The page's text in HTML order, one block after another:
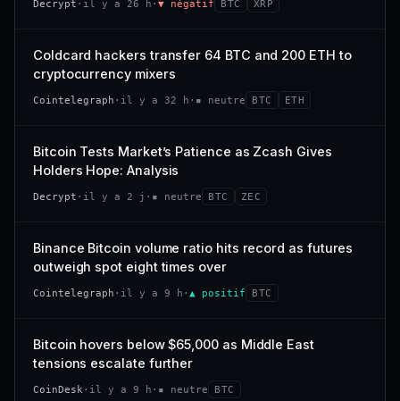
−0,4 % −2,9 %
−94,7 % #101
CONFIANCE
VAR. 7 J
CONFIANCE
Decrypt · il y a 26 h · ▼ négatif BTC XRP
Coldcard hackers transfer 64 BTC and 200 ETH to
cryptocurrency mixers
Cointelegraph · il y a 32 h · ▪ neutre BTC ETH
Bitcoin Tests Market’s Patience as Zcash Gives
Holders Hope: Analysis
Decrypt · il y a 2 j · ▪ neutre BTC ZEC
Binance Bitcoin volume ratio hits record as futures
outweigh spot eight times over
Cointelegraph · il y a 9 h · ▲ positif BTC
Bitcoin hovers below $65,000 as Middle East
tensions escalate further
CoinDesk · il y a 9 h · ▪ neutre BTC